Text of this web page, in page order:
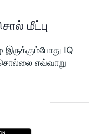
மீட்பு
இருக்கும்போது IQ
எவ்வாறு